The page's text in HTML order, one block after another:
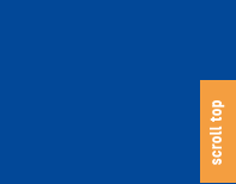
scroll tops
c
o
l
l
t
o